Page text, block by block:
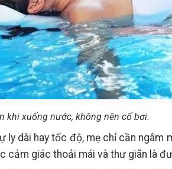
khi xuống nước, không nên cố bơi.
ly dài hay tốc độ, mẹ chỉ cần ngâm
cảm giác thoải mái và thư giãn là